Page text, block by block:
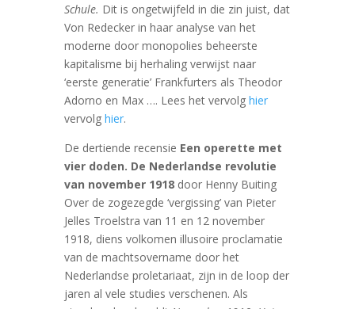
Schule. Dit is ongetwijfeld in die zin juist, dat
Von Redecker in haar analyse van het
moderne door monopolies beheerste
kapitalisme bij herhaling verwijst naar
‘eerste generatie’ Frankfurters als Theodor
Adorno en Max …. Lees het vervolg hier
vervolg hier.
De dertiende recensie Een operette met
vier doden. De Nederlandse revolutie
van november 1918 door Henny Buiting
Over de zogezegde ‘vergissing’ van Pieter
Jelles Troelstra van 11 en 12 november
1918, diens volkomen illusoire proclamatie
van de machtsovername door het
Nederlandse proletariaat, zijn in de loop der
jaren al vele studies verschenen. Als